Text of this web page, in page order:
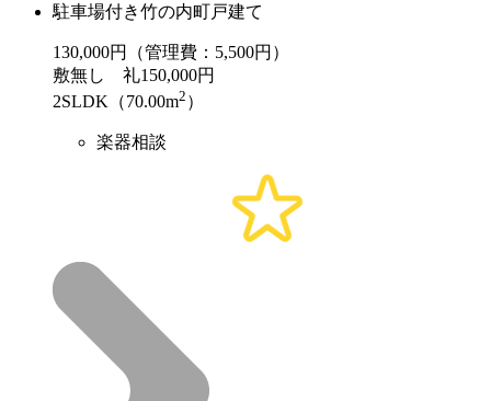
駐車場付き竹の内町戸建て
130,000円（管理費：5,500円）
敷無し 礼150,000円
2SLDK（70.00m2 ）
楽器相談